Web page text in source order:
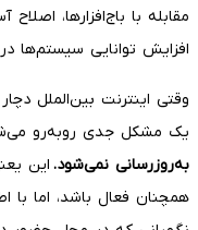
مقابله با باج‌افزارها،
افزایش توانایی سیستم‌ها
وقتی اینترنت بین‌الملل
یک مشکل جدی روبه‌رو
به‌روزرسانی نمی‌شود. این
همچنان فعال باشد، اما با